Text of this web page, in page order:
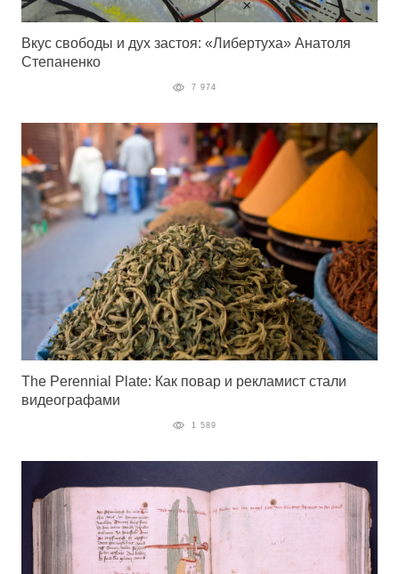
Вкус свободы и дух застоя: «Либертуха» Анатоля
Степаненко
7 974
The Perennial Plate: Как повар и рекламист стали
видеографами
1 589